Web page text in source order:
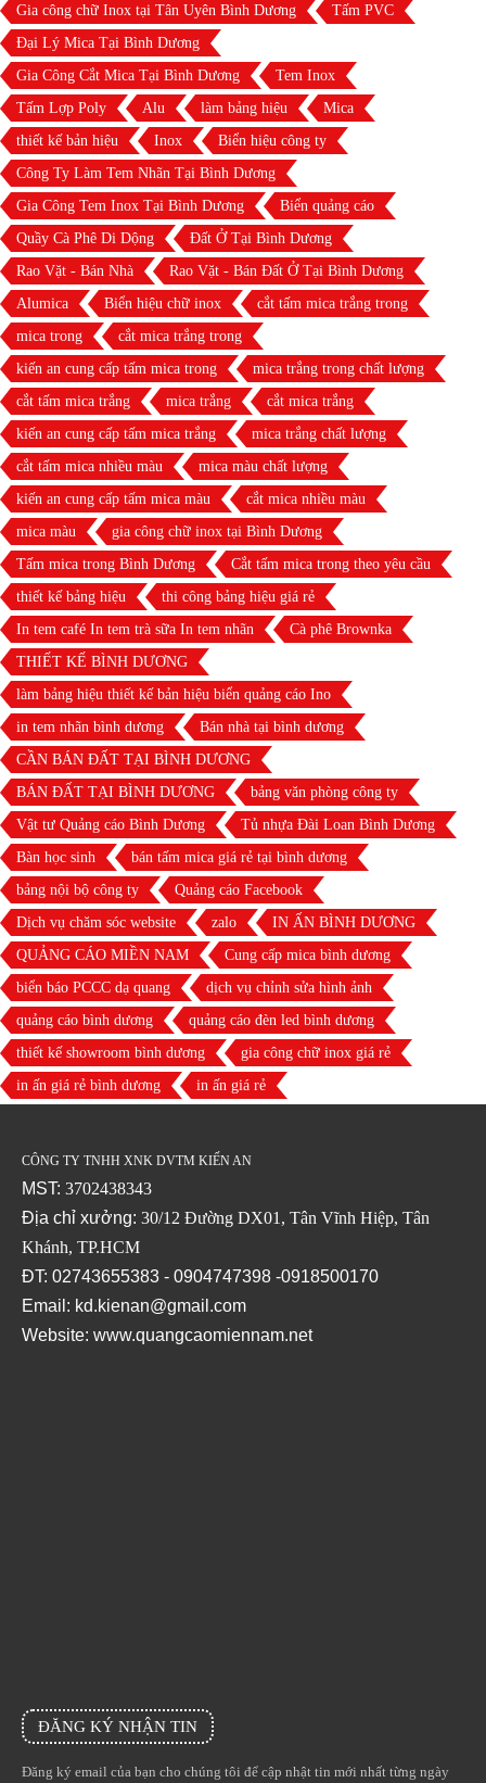
Gia công chữ Inox tại Tân Uyên Bình Dương
Tấm PVC
Đại Lý Mica Tại Bình Dương
Gia Công Cắt Mica Tại Bình Dương
Tem Inox
Tấm Lợp Poly
Alu làm bảng hiệu
Mica
thiết kế bản hiệu
Inox
Biển hiệu công ty
Công Ty Làm Tem Nhãn Tại Bình Dương
Gia Công Tem Inox Tại Bình Dương
Biển quảng cáo
Quầy Cà Phê Di Dộng
Đất Ở Tại Bình Dương
Rao Vặt - Bán Nhà
Rao Vặt - Bán Đất Ở Tại Bình Dương
Alumica
Biển hiệu chữ inox
cắt tấm mica trắng trong
mica trong
cắt mica trắng trong
kiến an cung cấp tấm mica trong
mica trắng trong chất lượng
cắt tấm mica trắng
mica trắng
cắt mica trắng
kiến an cung cấp tấm mica trắng
mica trắng chất lượng
cắt tấm mica nhiều màu
mica màu chất lượng
kiến an cung cấp tấm mica màu
cắt mica nhiều màu
mica màu
gia công chữ inox tại Bình Dương
Tấm mica trong Bình Dương
Cắt tấm mica trong theo yêu cầu
thiết kế bảng hiệu
thi công bảng hiệu giá rẻ
In tem café In tem trà sữa In tem nhãn
Cà phê Brownka
THIẾT KẾ BÌNH DƯƠNG
làm bảng hiệu thiết kế bản hiệu biển quảng cáo Ino
in tem nhãn bình dương
Bán nhà tại bình dương
CẦN BÁN ĐẤT TẠI BÌNH DƯƠNG
BÁN ĐẤT TẠI BÌNH DƯƠNG
bảng văn phòng công ty
Vật tư Quảng cáo Bình Dương
Tủ nhựa Đài Loan Bình Dương
Bàn học sinh
bán tấm mica giá rẻ tại bình dương
bảng nội bộ công ty
Quảng cáo Facebook
Dịch vụ chăm sóc website
zalo
IN ẤN BÌNH DƯƠNG
QUẢNG CÁO MIỀN NAM
Cung cấp mica bình dương
biển báo PCCC dạ quang
dịch vụ chỉnh sửa hình ảnh
quảng cáo bình dương
quảng cáo đèn led bình dương
thiết kế showroom bình dương
gia công chữ inox giá rẻ
in ấn giá rẻ bình dương
in ấn giá rẻ
CÔNG TY TNHH XNK DVTM KIẾN AN
MST: 3702438343
Địa chỉ xưởng: 30/12 Đường DX01, Tân Vĩnh Hiệp, Tân
Khánh, TP.HCM
ĐT: 02743655383 - 0904747398 -0918500170
Email: kd.kienan@gmail.com
Website: www.quangcaomiennam.net
ĐĂNG KÝ NHẬN TIN
Đăng ký email của bạn cho chúng tôi để cập nhật tin mới nhất từng ngày